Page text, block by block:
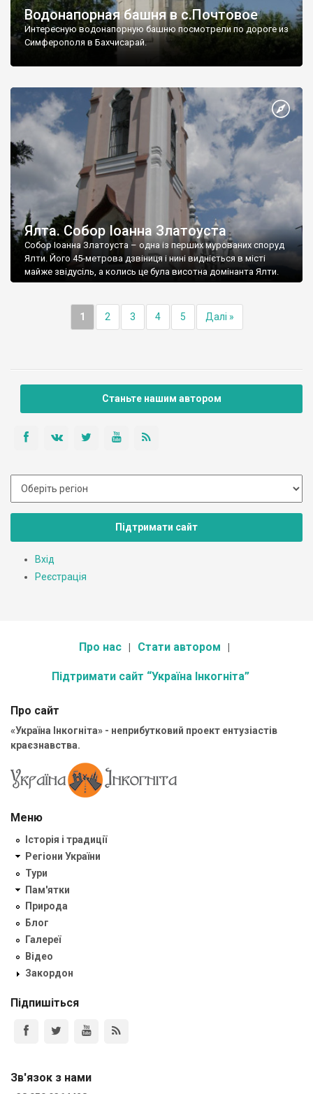
Водонапорная башня в с.Почтовое
Интересную водонапорную башню посмотрели по дороге из
Симферополя в Бахчисарай.
Ялта. Собор Іоанна Златоуста
Собор Іоанна Златоуста – одна із перших мурованих споруд
Ялти. Його 45-метрова дзвіниця і нині видніється в місті
майже звідусіль, а колись це була висотна домінанта Ялти.
1 2 3 4 5 Далі »
Станьте нашим автором
Підтримати сайт
Вхід
Реєстрація
Про нас Стати автором
Підтримати сайт “Україна Інкогніта”
Про сайт
«Україна Інкогніта» - неприбутковий проект ентузіастів
краєзнавства.
Меню
Історія і традиції
Регіони України
Тури
Пам'ятки
Природа
Блог
Галереї
Відео
Закордон
Підпишіться
Зв'язок з нами